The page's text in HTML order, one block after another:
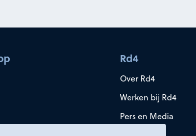
Rd4
Over Rd4
Werken bij Rd4
Pers en Media